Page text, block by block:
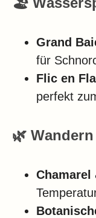
Grand
für
Flic en
perfekt
🌿
Chamarel